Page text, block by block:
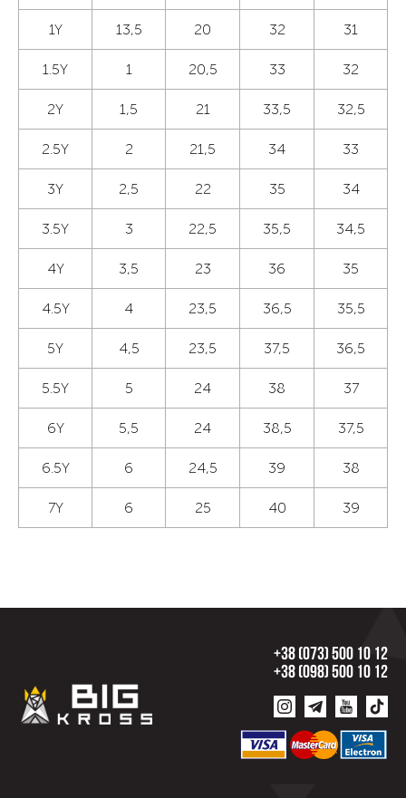
1Y 13,5 20 32 31
1.5Y 1 20,5 33 32
2Y 1,5 21 33,5 32,5
2.5Y 2 21,5 34 33
3Y 2,5 22 35 34
3.5Y 3 22,5 35,5 34,5
4Y 3,5 23 36 35
4.5Y 4 23,5 36,5 35,5
5Y 4,5 23,5 37,5 36,5
5.5Y 5 24 38 37
6Y 5,5 24 38,5 37,5
6.5Y 6 24,5 39 38
7Y 6 25 40 39
+38 (073) 500 10 12
+38 (098) 500 10 12